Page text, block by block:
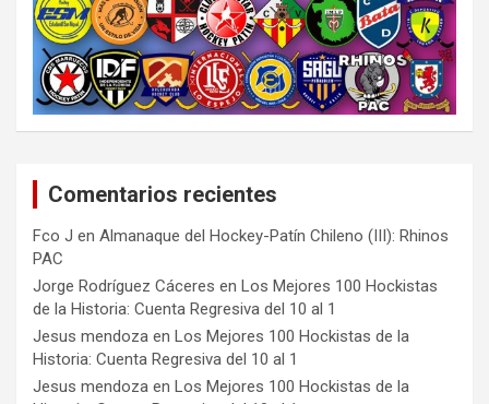
Comentarios recientes
Fco J en Almanaque del Hockey-Patín Chileno (III): Rhinos
PAC
Jorge Rodríguez Cáceres en Los Mejores 100 Hockistas
de la Historia: Cuenta Regresiva del 10 al 1
Jesus mendoza en Los Mejores 100 Hockistas de la
Historia: Cuenta Regresiva del 10 al 1
Jesus mendoza en Los Mejores 100 Hockistas de la